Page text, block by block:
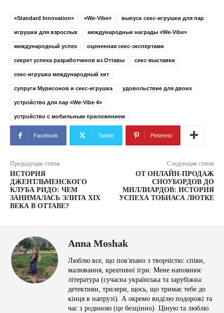
«Standard Innovation» «We-Vibe» выпуск секс-игрушки для пар
игрушки для взрослых международные награды «We-Vibe»
международный успех оцененная секс-экспертами
секрет успеха разработчиков из Оттавы секс-выставки
секс-игрушка международный хит
супруги Мурисонов и секс-игрушка удовольствие для двоих
устройство для пар «We-Vibe 4»
устройство с мобильным приложением
Facebook Twitter Pinterest
Предыдущая статья
ИСТОРИЯ
ДЖЕНТЛЬМЕНСКОГО
КЛУБА РИДО: ЧЕМ
ЗАНИМАЛАСЬ ЭЛИТА XIX
ВЕКА В ОТТАВЕ?
Следующая статья
ОТ ОНЛАЙН-ПРОДАЖ
СНОУБОРДОВ ДО
МИЛЛИАРДОВ: ИСТОРИЯ
УСПЕХА ТОБИАСА ЛЮТКЕ
Anna Moshak
Люблю все, що пов'язано з творчістю: співи,
малювання, креативні ігри. Мене наповнює
література (сучасна українська та зарубіжна:
детективи, трилери, щось, що тримає тебе до
кінця в напрузі). А окремо виділю подорожі та
час з родиною (це безцінно). Ціную та люблю